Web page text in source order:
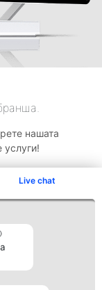
Live chat
нашата
услуги!